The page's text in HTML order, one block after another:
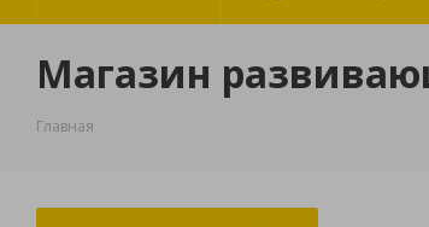
Магазин
Главная